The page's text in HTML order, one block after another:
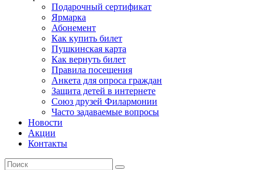
Подарочный сертификат
Ярмарка
Абонемент
Как купить билет
Пушкинская карта
Как вернуть билет
Правила посещения
Анкета для опроса граждан
Защита детей в интернете
Союз друзей Филармонии
Часто задаваемые вопросы
Новости
Акции
Контакты